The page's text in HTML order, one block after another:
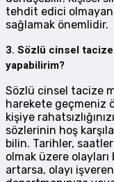
tehdit edici olmayan
sağlamak önemlidir.
3. Sözlü cinsel tacize
yapabilirim?
Sözlü cinsel tacize
harekete geçmeniz
kişiye
sözlerinin hoş
bilin. Tarihler,
olmak üzere
artarsa, olayı